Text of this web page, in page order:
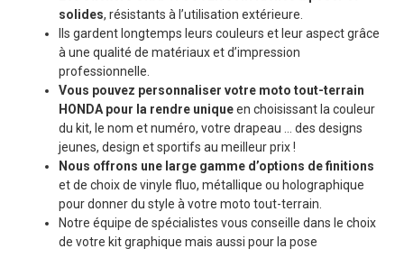
solides, résistants à l’utilisation extérieure.
Ils gardent longtemps leurs couleurs et leur aspect grâce
à une qualité de matériaux et d’impression
professionnelle.
Vous pouvez personnaliser votre moto tout-terrain
HONDA pour la rendre uniqueen choisissant la couleur
du kit, le nom et numéro, votre drapeau … des designs
jeunes, design et sportifs au meilleur prix !
Nous offrons une large gamme d’options de finitions
et de choix de vinyle fluo, métallique ou holographique
pour donner du style à votre moto tout-terrain.
Notre équipe de spécialistes vous conseille dans le choix
de votre kit graphique mais aussi pour la pose